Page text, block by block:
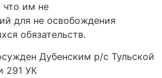
что им не
для не освобождения
обязательств.
Дубенским р/с Тульской
291 УК